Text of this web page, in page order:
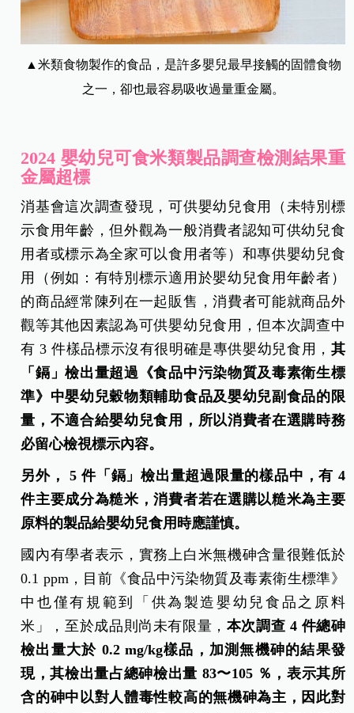
▲米類食物製作的食品，是許多嬰兒最早接觸的固體食物
之一，卻也最容易吸收過量重金屬。
2024 嬰幼兒可食米類製品調查檢測結果重
金屬超標
消基會這次調查發現，可供嬰幼兒食用（未特別標
示食用年齡，但外觀為一般消費者認知可供幼兒食
用者或標示為全家可以食用者等）和專供嬰幼兒食
用（例如：有特別標示適用於嬰幼兒食用年齡者）
的商品經常陳列在一起販售，消費者可能就商品外
觀等其他因素認為可供嬰幼兒食用，但本次調查中
有 3 件樣品標示沒有很明確是專供嬰幼兒食用， 其
「鎘」檢出量超過《食品中污染物質及毒素衛生標
準》中嬰幼兒穀物類輔助食品及嬰幼兒副食品的限
量，不適合給嬰幼兒食用，所以消費者在選購時務
必留心檢視標示內容。
另外， 5 件「鎘」檢出量超過限量的樣品中，有 4
件主要成分為糙米，消費者若在選購以糙米為主要
原料的製品給嬰幼兒食用時應謹慎。
國內有學者表示，實務上白米無機砷含量很難低於
0.1 ppm，目前《食品中污染物質及毒素衛生標準》
中也僅有規範到「供為製造嬰幼兒食品之原料
米」，至於成品則尚未有限量， 本次調查 4 件總砷
檢出量大於 0.2 mg/kg樣品，加測無機砷的結果發
現，其檢出量占總砷檢出量 83〜105 ％，表示其所
含的砷中以對人體毒性較高的無機砷為主，因此對